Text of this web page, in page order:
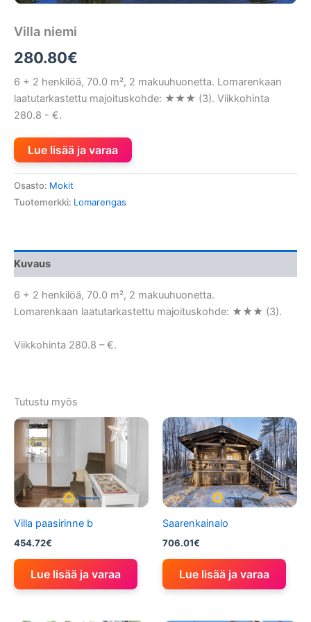
Villa niemi
280.80€
6 + 2 henkilöä, 70.0 m², 2 makuuhuonetta. Lomarenkaan
laatutarkastettu majoituskohde: ★★★ (3). Viikkohinta
280.8 - €.
Lue lisää ja varaa
Osasto: Mokit
Tuotemerkki: Lomarengas
Kuvaus
6 + 2 henkilöä, 70.0 m², 2 makuuhuonetta.
Lomarenkaan laatutarkastettu majoituskohde: ★★★ (3).
Viikkohinta 280.8 – €.
Tutustu myös
Villa paasirinne b
454.72€
Lue lisää ja varaa
Saarenkainalo
706.01€
Lue lisää ja varaa